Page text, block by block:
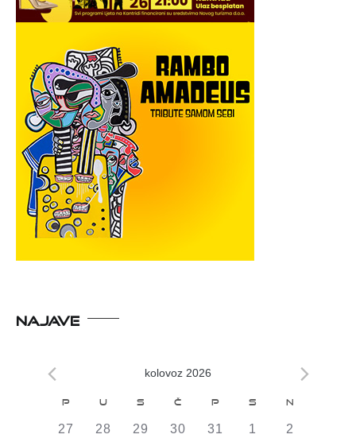
NAJAVE
kolovoz 2026
Kalendar
od
P U S Č P S N
0
27
0
28
0
29
0
30
0
31
0
1
0
2